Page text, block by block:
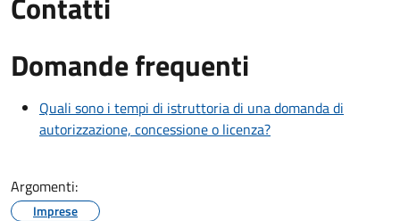
Domande frequenti
Quali sono i tempi di istruttoria di una domanda di
autorizzazione, concessione o licenza?
Argomenti:
Imprese